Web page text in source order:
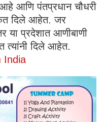
आहे आणि पंतप्रधान चौधरी
दिले आहेत. जर
या प्रदेशात आणीबाणी
दिले आहेत.
India